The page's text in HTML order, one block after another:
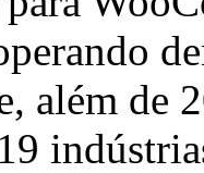
além de